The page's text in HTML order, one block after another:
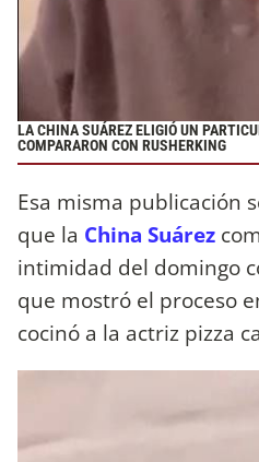
LA CHINA SUÁREZ ELIGIÓ UN
COMPARARON CON RUSHERKING
Esa misma publicación
que la China Suárez
intimidad del domingo
que mostró el proceso
cocinó a la actriz pizza